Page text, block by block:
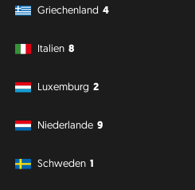
Griechenland 4
Italien 8
Luxemburg 2
Niederlande 9
Schweden 1